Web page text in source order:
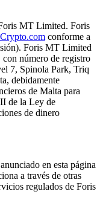
MT Limited. Foris
Crypto.com conforme a
Foris MT Limited
número de registro
7, Spinola Park, Triq
debidamente
de Malta para
de la Ley de
de dinero
en esta página
a través de otras
regulados de Foris